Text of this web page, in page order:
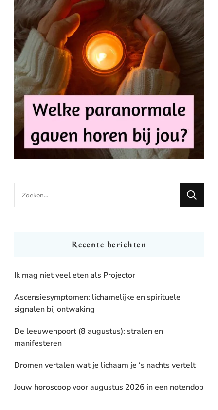
Looking
for
Recente berichten
Ik mag niet veel eten als Projector
Ascensiesymptomen: lichamelijke en spirituele
signalen bij ontwaking
De leeuwenpoort (8 augustus): stralen en
manifesteren
Dromen vertalen wat je lichaam je ‘s nachts vertelt
Jouw horoscoop voor augustus 2026 in een notendop